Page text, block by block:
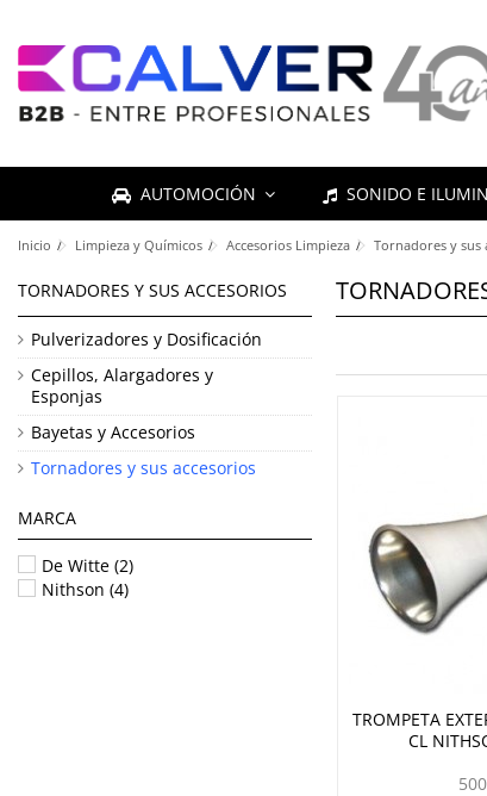
AUTOMOCIÓN SONIDO E
Inicio Limpieza y Químicos Accesorios Limpieza Tornadores y sus
TROMPETA
CL
TORNADORES Y SUS ACCESORIOS
Pulverizadores y Dosificación
Cepillos, Alargadores y
Esponjas
Bayetas y Accesorios
Tornadores y sus accesorios
MARCA
De Witte (2)
Nithson (4)